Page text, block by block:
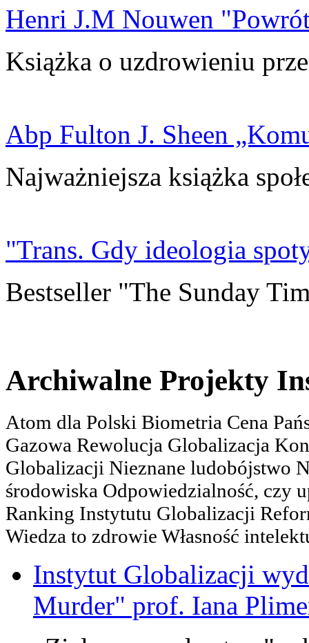
Henri J.M Nouwen
Książka o uzdrowieniu
Abp Fulton J. Sheen
Najważniejsza książka
"Trans. Gdy ideologia
Bestseller "The Sunday
Archiwalne Projekty
Atom dla Polski Biometria Cena
Gazowa Rewolucja Globalizacja
Globalizacji Nieznane ludobójstwo
środowiska Odpowiedzialność, czy
Ranking Instytutu Globalizacji
Wiedza to zdrowie Własność
Instytut Globalizacji
Murder" prof. Iana